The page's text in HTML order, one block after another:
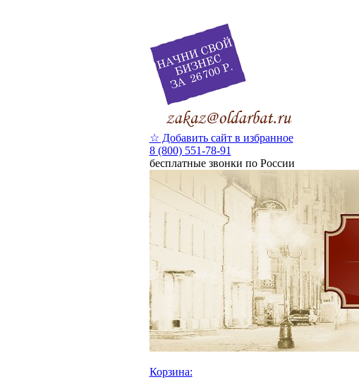
☆ Добавить сайт в избранное
8 (800) 551-78-91
бесплатные звонки по России
Корзина: